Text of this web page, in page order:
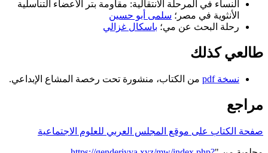
النساء في المرحلة الانتقالية: مقاومة بتر الأعضاء التناسلية
الأنثوية في مصر؛ سلمى أبو حسين
رحلة البحث عن مي؛ باسكال غزالي
طالعي كذلك
نسخة pdf من الكتاب، منشورة تحت رخصة المشاع الإبداعي.
مراجع
صفحة الكتاب على موقع المجلس العربي للعلوم الاجتماعية